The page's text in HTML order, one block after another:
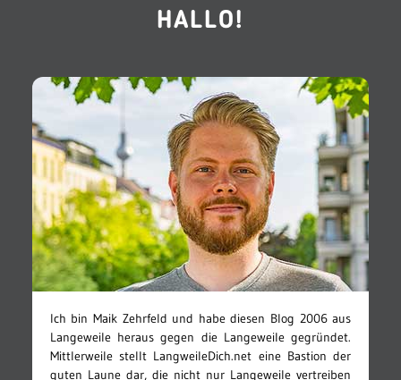
HALLO!
Ich bin Maik Zehrfeld und habe diesen Blog 2006 aus
Langeweile heraus gegen die Langeweile gegründet.
Mittlerweile stellt LangweileDich.net eine Bastion der
guten Laune dar, die nicht nur Langeweile vertreiben